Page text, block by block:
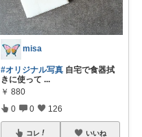
misa
#オリジナル写真 自宅で食器拭
きに使って ...
￥ 880
0 0 126
コレ いいね